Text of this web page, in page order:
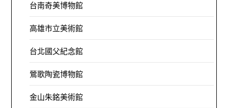
台南奇美博物館
高雄市立美術館
台北國父紀念館
鶯歌陶瓷博物館
金山朱銘美術館